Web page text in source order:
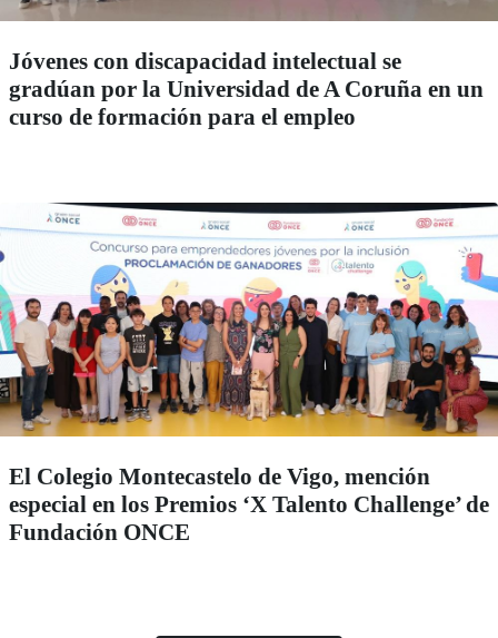
Jóvenes con discapacidad intelectual se
gradúan por la Universidad de A Coruña en un
curso de formación para el empleo
El Colegio Montecastelo de Vigo, mención
especial en los Premios ‘X Talento Challenge’ de
Fundación ONCE